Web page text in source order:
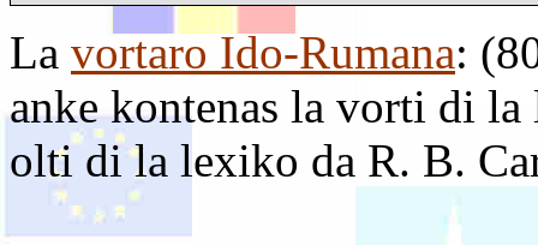
La vortaro Ido-Rumana:
anke kontenas la vorti di
olti di la lexiko da R. B.